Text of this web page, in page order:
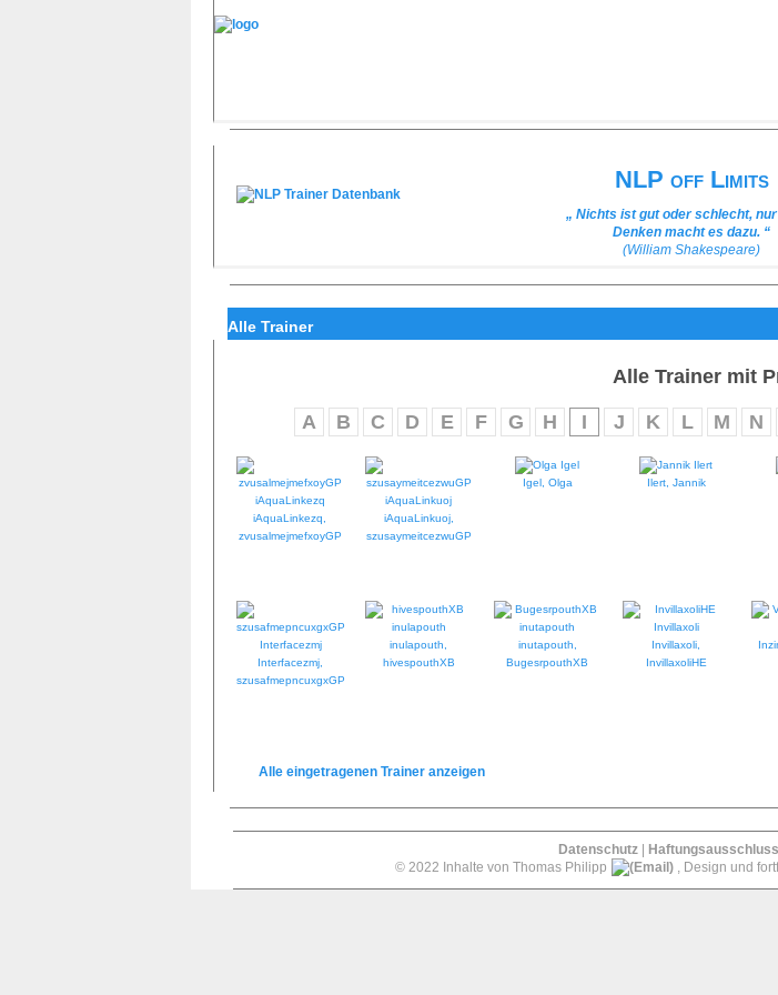
NLP off Limits
„ Nichts ist gut oder schlecht,
Denken macht es dazu. “
(William Shakespeare)
Alle Trainer
Alle Trainer mit
A B C D E F G H I J K L M N
iAquaLinkezq,
zvusalmejmefxoyGP
iAquaLinkuoj,
szusaymeitcezwuGP
Igel, Olga Ilert, Jannik
Interfacezmj,
szusafmepncuxgxGP
inulapouth,
hivespouthXB
inutapouth,
BugesrpouthXB
Invillaxoli,
InvillaxoliHE
Alle eingetragenen Trainer anzeigen
Datenschutz| Haftungsausschluss
© 2022 Inhalte von Thomas Philipp
, Design und